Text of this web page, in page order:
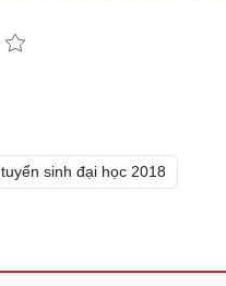
tuyển sinh đại học 2018